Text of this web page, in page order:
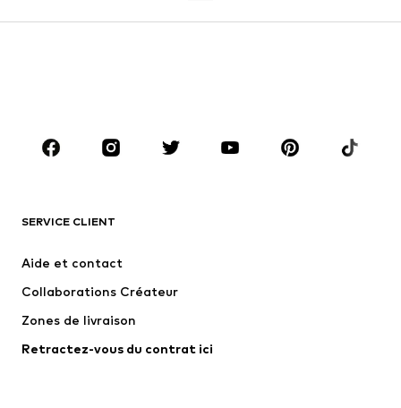
Accessoires
Premium
Nouveautés
Lingerie
Manteaux
Jupes
SERVICE CLIENT
Aide et contact
Collaborations Créateur
Zones de livraison
Retractez-vous du contrat ici